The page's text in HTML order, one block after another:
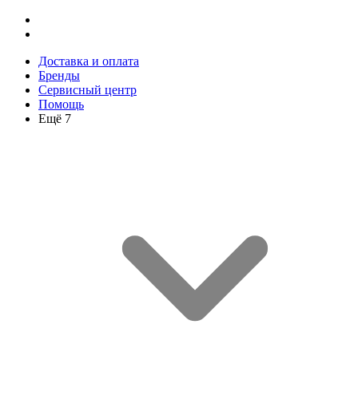
Доставка и оплата
Бренды
Сервисный центр
Помощь
Ещё 7